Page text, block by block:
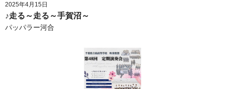
2025年4月15日
♪走る～走る～手賀沼～
パッパラー河合